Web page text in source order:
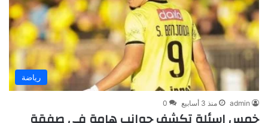
رياضة
admin منذ 3 أسابيع 0